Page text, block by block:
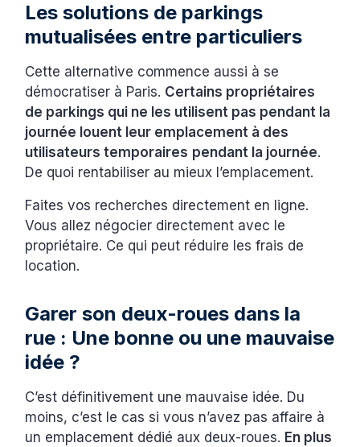
Les solutions de parkings
mutualisées entre particuliers
Cette alternative commence aussi à se
démocratiser à Paris. Certains propriétaires
de parkings qui ne les utilisent pas pendant la
journée louent leur emplacement à des
utilisateurs temporaires pendant la journée.
De quoi rentabiliser au mieux l’emplacement.
Faites vos recherches directement en ligne.
Vous allez négocier directement avec le
propriétaire. Ce qui peut réduire les frais de
location.
Garer son deux-roues dans la
rue : Une bonne ou une mauvaise
idée ?
C’est définitivement une mauvaise idée. Du
moins, c’est le cas si vous n’avez pas affaire à
un emplacement dédié aux deux-roues. En plus